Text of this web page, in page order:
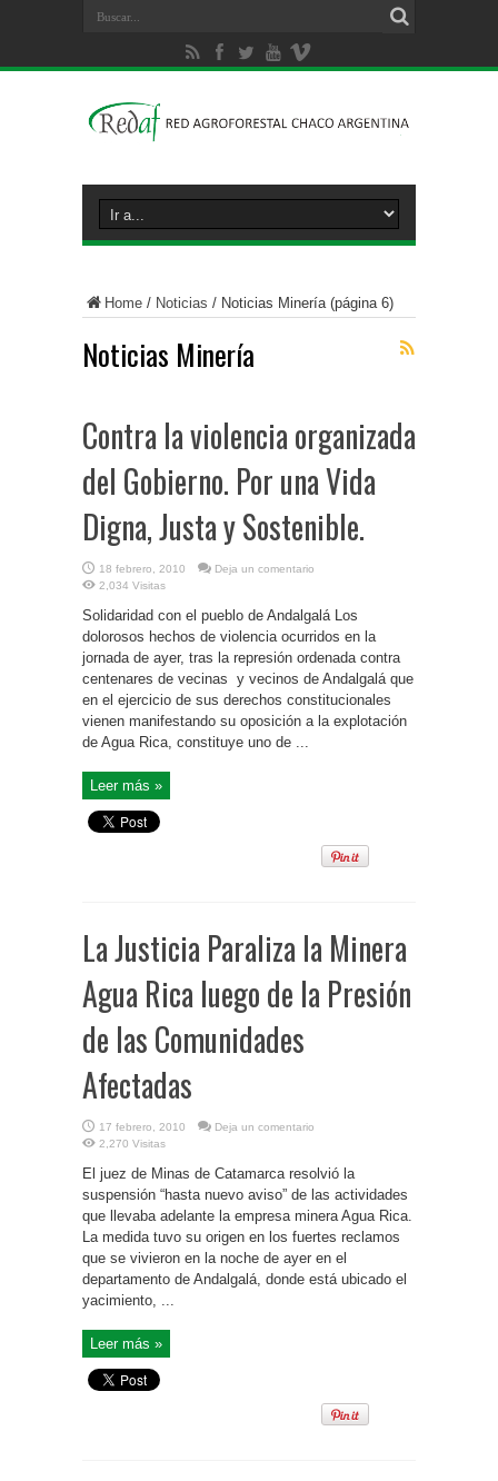
Home / Noticias / Noticias Minería (página 6)
Noticias Minería
Contra la violencia organizada
del Gobierno. Por una Vida
Digna, Justa y Sostenible.
18 febrero, 2010
Deja un comentario
2,034 Visitas
Solidaridad con el pueblo de Andalgalá Los
dolorosos hechos de violencia ocurridos en la
jornada de ayer, tras la represión ordenada contra
centenares de vecinas y vecinos de Andalgalá que
en el ejercicio de sus derechos constitucionales
vienen manifestando su oposición a la explotación
de Agua Rica, constituye uno de ...
Leer más »
La Justicia Paraliza la Minera
Agua Rica luego de la Presión
de las Comunidades
Afectadas
17 febrero, 2010
Deja un comentario
2,270 Visitas
El juez de Minas de Catamarca resolvió la
suspensión “hasta nuevo aviso” de las actividades
que llevaba adelante la empresa minera Agua Rica.
La medida tuvo su origen en los fuertes reclamos
que se vivieron en la noche de ayer en el
departamento de Andalgalá, donde está ubicado el
yacimiento, ...
Leer más »